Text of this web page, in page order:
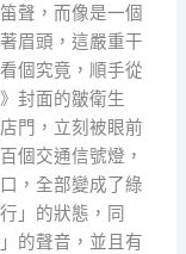
聲，而像是一個
眉頭，這嚴重干
個究竟，順手從
封面的皺衛生
門，立刻被眼前
個交通信號燈，
，全部變成了綠
」的狀態，同
的聲音，並且有